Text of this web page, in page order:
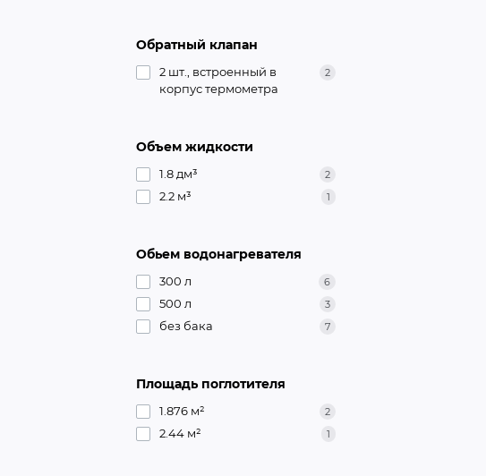
Обратный клапан
2 шт., встроенный в
корпус термометра
2
Объем жидкости
1.8 дм³ 2
2.2 м³ 1
Обьем водонагревателя
300 л 6
500 л 3
без бака 7
Площадь поглотителя
1.876 м² 2
2.44 м² 1